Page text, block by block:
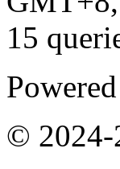
15
© 2024-